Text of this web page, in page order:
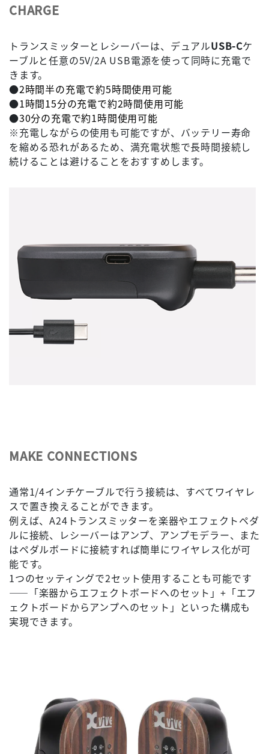
CHARGE
トランスミッターとレシーバーは、デュアルUSB-Cケ
ーブルと任意の5V/2A USB電源を使って同時に充電で
きます。
●2時間半の充電で約5時間使用可能
●1時間15分の充電で約2時間使用可能
●30分の充電で約1時間使用可能
※充電しながらの使用も可能ですが、バッテリー寿命
を縮める恐れがあるため、満充電状態で長時間接続し
続けることは避けることをおすすめします。
MAKE CONNECTIONS
通常1/4インチケーブルで行う接続は、すべてワイヤレ
スで置き換えることができます。
例えば、A24トランスミッターを楽器やエフェクトペダ
ルに接続、レシーバーはアンプ、アンプモデラー、また
はペダルボードに接続すれば簡単にワイヤレス化が可
能です。
1つのセッティングで2セット使用することも可能です
――「楽器からエフェクトボードへのセット」+「エフ
ェクトボードからアンプへのセット」といった構成も
実現できます。